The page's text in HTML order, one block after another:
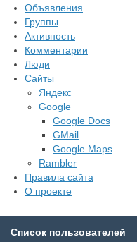
Объявления
Группы
Активность
Комментарии
Люди
Сайты
Яндекс
Google
Google Docs
GMail
Google Maps
Rambler
Правила сайта
О проекте
Список пользователей